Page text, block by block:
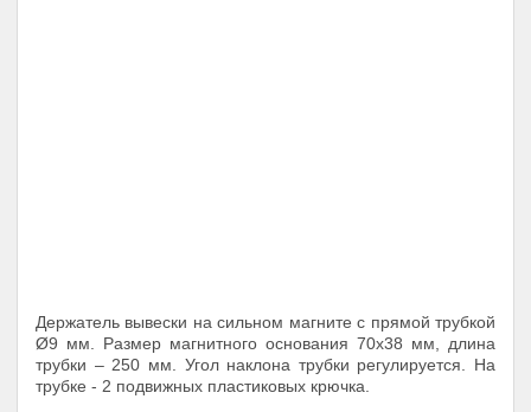
Держатель вывески на сильном магните с прямой трубкой
Ø9 мм. Размер магнитного основания 70x38 мм, длина
трубки – 250 мм. Угол наклона трубки регулируется. На
трубке - 2 подвижных пластиковых крючка.